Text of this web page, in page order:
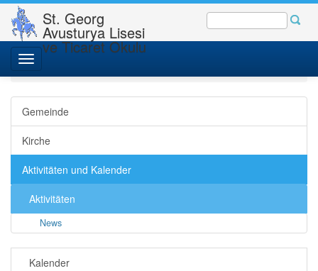
St. Georg
Avusturya Lisesi
ve Ticaret Okulu
Toggle
navigation
St. Georgs-Gemeinde
Gemeinde - Kirche
Aktivitäten und Kalender
Gemeinde
Kirche
Aktivitäten und Kalender
Aktivitäten
News
Kalender